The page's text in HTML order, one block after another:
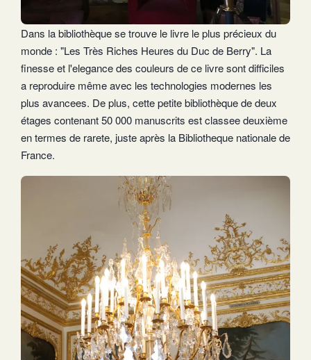
Dans la bibliothèque se trouve le livre le plus précieux du
monde : "Les Très Riches Heures du Duc de Berry". La
finesse et l'elegance des couleurs de ce livre sont difficiles
a reproduire même avec les technologies modernes les
plus avancees. De plus, cette petite bibliothèque de deux
étages contenant 50 000 manuscrits est classee deuxième
en termes de rarete, juste après la Bibliotheque nationale de
France.